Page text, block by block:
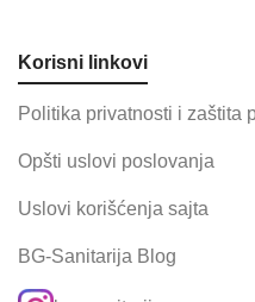
Korisni linkovi
Politika privatnosti i zaštita
Opšti uslovi poslovanja
Uslovi korišćenja sajta
BG-Sanitarija Blog